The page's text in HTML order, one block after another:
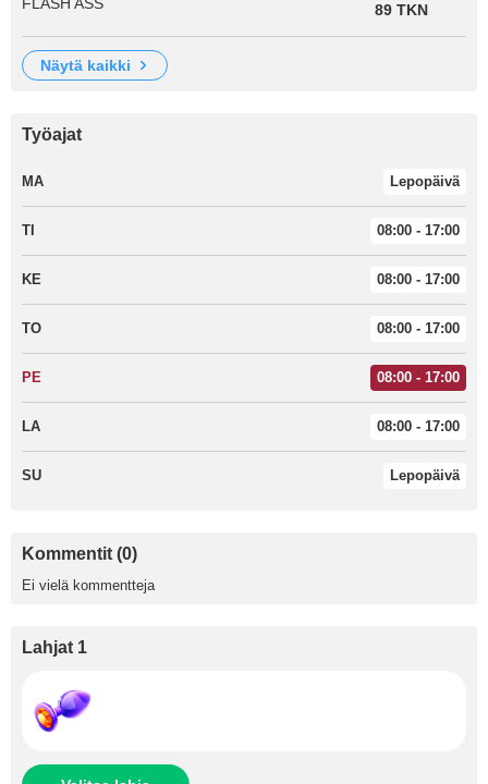
89 TKN
näytä kaikki
Työajat
MA Lepopäivä
TI 08:00 - 17:00
KE 08:00 - 17:00
TO 08:00 - 17:00
PE 08:00 - 17:00
LA 08:00 - 17:00
SU Lepopäivä
Kommentit (0)
Ei vielä kommentteja
Lahjat 1